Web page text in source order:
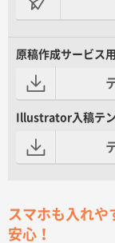
原稿作成サービス
Illustrator入稿テ
スマホも入れ
安心！